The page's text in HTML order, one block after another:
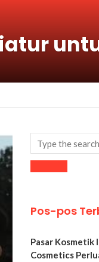
Pos-pos
Pasar Kosmetik
Cosmetics